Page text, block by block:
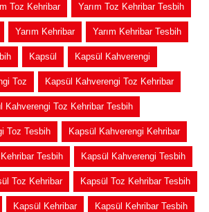
Toz Kehribar Yarım Toz Kehribar Tesbih
Yarım Kehribar Yarım Kehribar Tesbih
Kapsül Kapsül Kahverengi
Toz Kapsül Kahverengi Toz Kehribar
Kahverengi Toz Kehribar Tesbih
Toz Tesbih Kapsül Kahverengi Kehribar
Tesbih Kapsül Kahverengi Tesbih
Toz Kehribar Kapsül Toz Kehribar Tesbih
Kapsül Kehribar Kapsül Kehribar Tesbih